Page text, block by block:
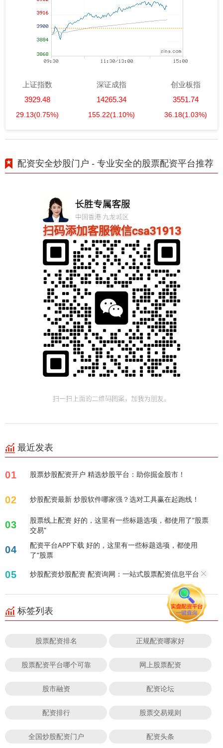
上证指数
3929.48
29.13(0.75%)
深证成指
14265.34
155.22(1.10%)
创业板指
3551.74
36.18(1.03%)
配资安全炒股门户 - 专业安全的股票配资平台推荐
最近发表
01 股票炒股配资开户 精选炒股平台：助你掘金股市！
02 炒股配资最新 炒股软件哪家强？选对工具赢在起跑线！
03
股票线上配资 好的，这里有一些标题选项，都使用了“股票
交易”
04
配资平台APP下载 好的，这里有一些标题选项，都使用
了“股票
05 炒股配资炒股配资 配资询网：一站式股票配资信息平台
标签列表
股票配资排名 正规配资哪家好
股票配资平台哪个可靠 网上股票配资
股市融资 配资论坛
配资排行 股票交易规则
全国炒股配资门户 配资头条